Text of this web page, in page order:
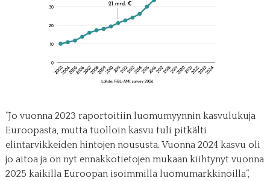
”Jo vuonna 2023 raportoitiin luomumyynnin kasvulukuja
Euroopasta, mutta tuolloin kasvu tuli pitkälti
elintarvikkeiden hintojen noususta. Vuonna 2024 kasvu oli
jo aitoa ja on nyt ennakkotietojen mukaan kiihtynyt vuonna
2025 kaikilla Euroopan isoimmilla luomumarkkinoilla”,